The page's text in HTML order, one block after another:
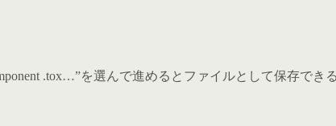
.tox…”を選んで進めるとファイルとして保存でき